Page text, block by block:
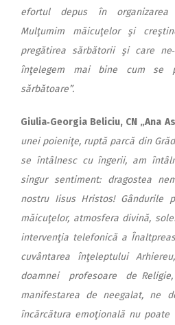
efortul depus în organizarea
Mulţumim măicuţelor şi
pregătirea sărbătorii şi care
înţelegem mai bine cum se
sărbătoare”.
Giulia‑Georgia Beliciu, CN „Ana
unei poieniţe, ruptă parcă din
se întâlnesc cu îngerii, am
singur sentiment: dragostea
nostru Iisus Hristos! Gândurile
măicuţelor, atmosfe­ra divină,
intervenţia telefonică a
cuvântarea înţeleptului
doamnei profesoare de
manifestarea de neegalat, ne
încărcătura emoţională nu